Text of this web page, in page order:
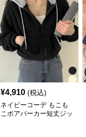
¥4,910 (税込)
ネイビーコーデ もこも
こボアパーカー短丈ジッ